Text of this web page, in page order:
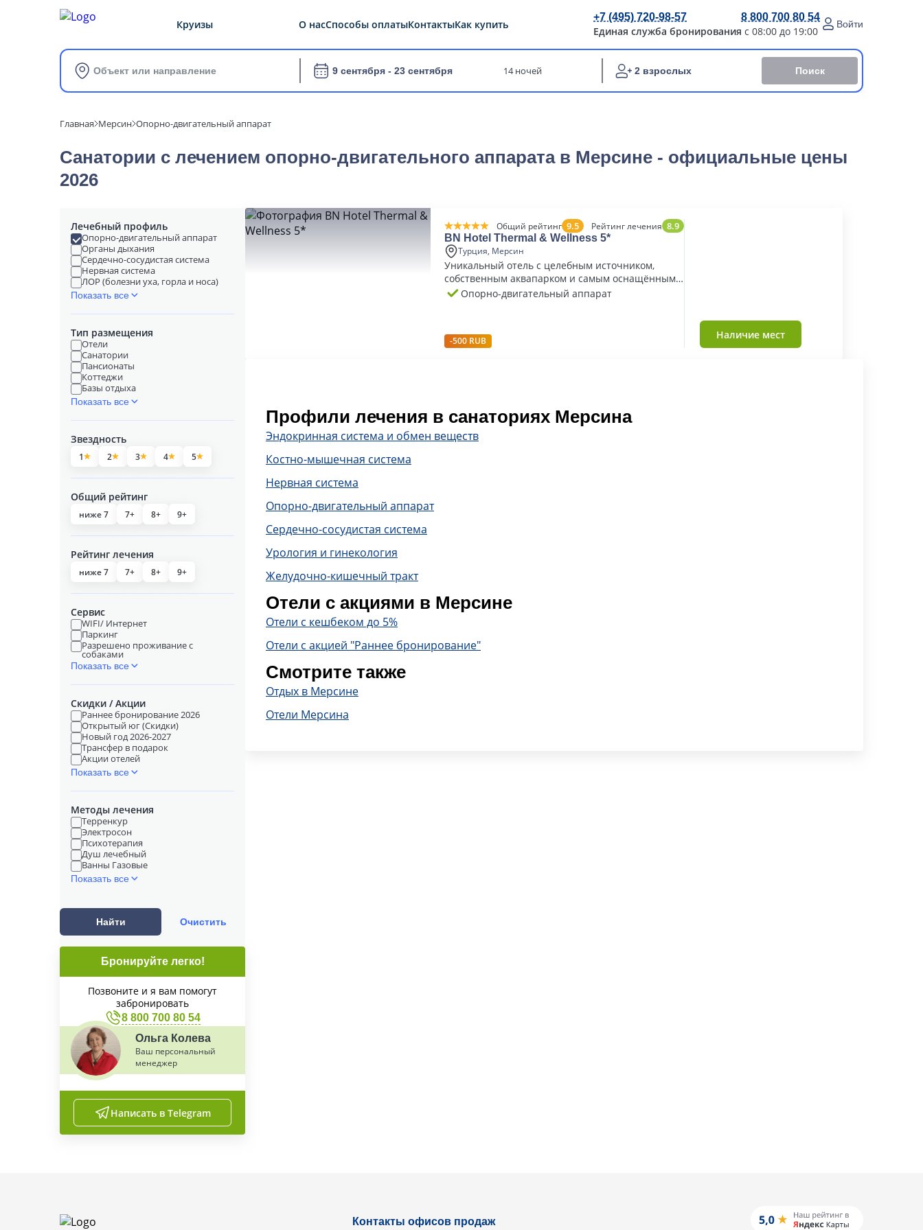
Круизы О насСпособы оплатыКонтактыКак купить
+7 (495) 720-98-57 8 800 700 80 54
Единая служба бронирования с 08:00 до 19:00
Войти
Объект или направление 9 сентября - 23 сентября 14 ночей 2 взрослых Поиск
Главная Мерсин Опорно-двигательный аппарат
Санатории с лечением опорно-двигательного аппарата в Мерсине - официальные цены
2026
Лечебный профиль
Опорно-двигательный аппарат
Органы дыхания
Сердечно-сосудистая система
Нервная система
ЛОР (болезни уха, горла и носа)
Показать все
Тип размещения
Отели
Санатории
Пансионаты
Коттеджи
Базы отдыха
Показать все
Звездность
1 2 3 4 5
Общий рейтинг
ниже 7 7+ 8+ 9+
Рейтинг лечения
ниже 7 7+ 8+ 9+
Сервис
WIFI/ Интернет
Паркинг
Разрешено проживание с
собаками
Показать все
Скидки / Акции
Раннее бронирование 2026
Открытый юг (Скидки)
Новый год 2026-2027
Трансфер в подарок
Акции отелей
Показать все
Методы лечения
Терренкур
Электросон
Психотерапия
Душ лечебный
Ванны Газовые
Показать все
Найти Очистить
Бронируйте легко!
Позвоните и я вам помогут
забронировать
8 800 700 80 54
Ольга Колева
Ваш персональный
менеджер
Написать в Telegram
Общий рейтинг 9.5 Рейтинг лечения 8.9
BN Hotel Thermal & Wellness 5*
Турция, Мерсин
Уникальный отель с целебным источником,
собственным аквапарком и самым оснащённым
SPA в Турции
Опорно-двигательный аппарат
-500 RUB Наличие мест
Профили лечения в санаториях Мерсина
Эндокринная система и обмен веществ
Костно-мышечная система
Нервная система
Опорно-двигательный аппарат
Сердечно-сосудистая система
Урология и гинекология
Желудочно-кишечный тракт
Отели с акциями в Мерсине
Отели с кешбеком до 5%
Отели с акцией "Раннее бронирование"
Смотрите также
Отдых в Мерсине
Отели Мерсина
Контакты офисов продаж